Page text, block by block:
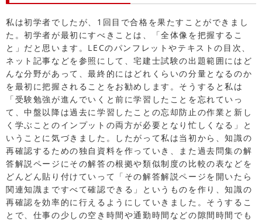
私は初学者でしたが、1回目で合格を果たすことができまし
た。初学者が最初にすべきことは、「全体像を把握するこ
と」だと思います。LECのパンフレットやテキストの目次、
ネット記事などを参照にして、宅建士試験の出題範囲にはど
んな分野があって、最終的にはどれくらいの分量となるのか
を最初に把握されることをお勧めします。そうすると私は
「受験勉強が進んでいくと前に学習したことを忘れていっ
て、中盤以降は過去に学習したことの忘却防止の作業と新し
く学ぶことのインプットの両方が必要となり忙しくなる」と
いうことに気づきました。したがって私は当初から、知識の
再確認するための独自資料を作っていき、また過去問集の解
答解説ページにその解答の根拠や類似制度の比較の表などを
どんどん貼り付けていって「その解答解説ページを開いたら
関連知識まですべて確認できる」というものを作り、知識の
再確認を効率的に行えるようにしていきました。そうするこ
とで、仕事の少しの空き時間や通勤時間などの隙間時間でも